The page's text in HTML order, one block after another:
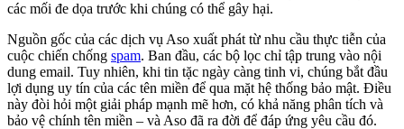
các mối đe dọa trước khi chúng có thể gây hại.
Nguồn gốc của các dịch vụ Aso xuất phát từ nhu cầu thực tiễn của
cuộc chiến chống spam. Ban đầu, các bộ lọc chỉ tập trung vào nội
dung email. Tuy nhiên, khi tin tặc ngày càng tinh vi, chúng bắt đầu
lợi dụng uy tín của các tên miền để qua mặt hệ thống bảo mật. Điều
này đòi hỏi một giải pháp mạnh mẽ hơn, có khả năng phân tích và
bảo vệ chính tên miền – và Aso đã ra đời để đáp ứng yêu cầu đó.